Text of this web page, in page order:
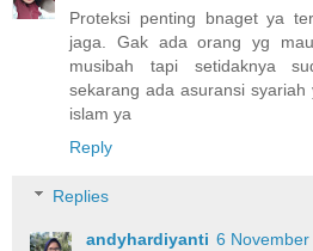
Proteksi penting bnaget ya
jaga. Gak ada orang yg
musibah tapi setidaknya
sekarang ada asuransi
islam ya
Reply
Replies
andyhardiyanti 6